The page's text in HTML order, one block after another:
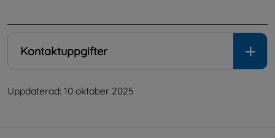
Kontaktuppgifter
Uppdaterad: 10 oktober 2025